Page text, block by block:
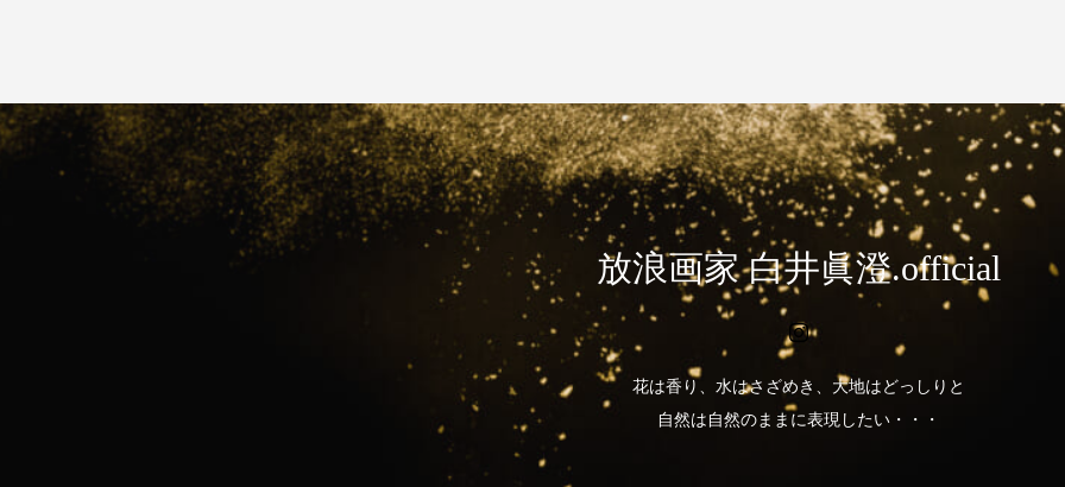
放浪画家 白井眞澄.official
花は香り、水はさざめき、大地はどっしりと
自然は自然のままに表現したい・・・